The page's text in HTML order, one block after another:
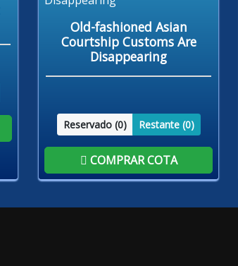
Old-fashioned Asian
Courtship Customs Are
Disappearing
Reservado (0) Restante (0)
COMPRAR COTA